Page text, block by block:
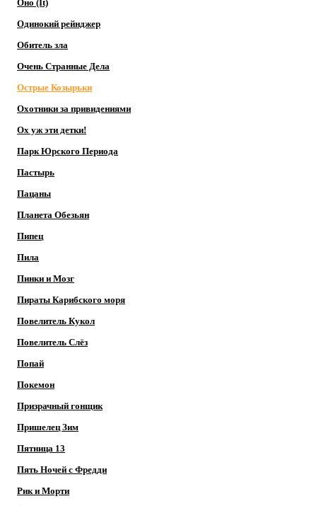
Оно (It)
Одинокий рейнджер
Обитель зла
Очень Странные Дела
Острые Козырьки
Охотники за привидениями
Ох уж эти детки!
Парк Юрского Периода
Пастырь
Пацаны
Планета Обезьян
Пипец
Пила
Пинки и Мозг
Пираты Карибского моря
Повелитель Кукол
Повелитель Слёз
Попай
Покемон
Призрачный гонщик
Пришелец Зим
Пятница 13
Пять Ночей с Фредди
Рик и Морти